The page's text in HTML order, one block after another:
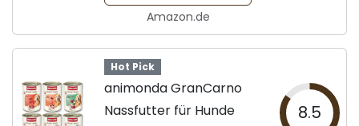
Amazon.de
Hot Pick
animonda GranCarno
Nassfutter für Hunde
8.5